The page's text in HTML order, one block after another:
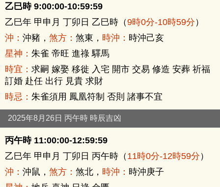
乙巳時 9:00:00-10:59:59
乙巳年 甲申月 丁卯日 乙巳時（9時0分-10時59分）
沖： 沖豬， 煞方： 煞東， 時沖： 時沖己亥
星神： 朱雀 帝旺 進祿 驛馬
時宜： 求嗣 嫁娶 移徙 入宅 開市 交易 修造 安葬 祈福
訂婚 赴任 出行 見貴 求財
時忌： 朱雀須用 鳳凰符制 否則 諸事不宜
2025年8月26日 丙午時 時辰吉凶
丙午時 11:00:00-12:59:59
乙巳年 甲申月 丁卯日 丙午時（11時0分-12時59分）
沖： 沖鼠， 煞方： 煞北， 時沖： 時沖庚子